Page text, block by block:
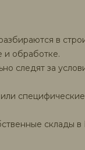
в
и обработке.
следят за
склады